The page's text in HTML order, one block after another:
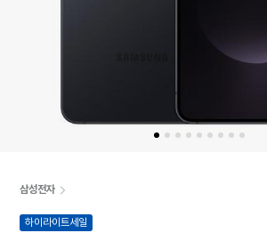
삼성전자
하이라이트세일